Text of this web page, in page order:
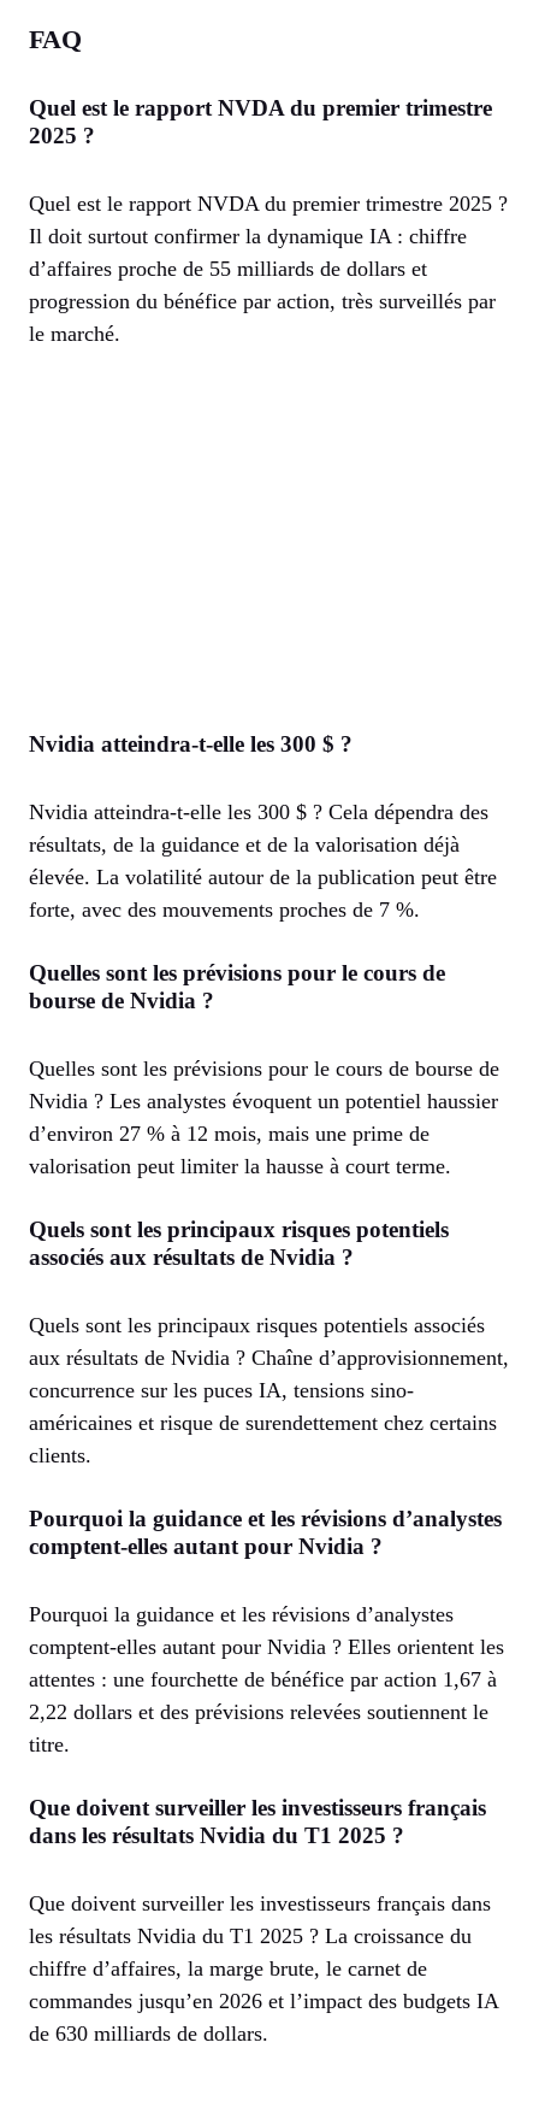
FAQ
Quel est le rapport NVDA du premier trimestre
2025 ?
Quel est le rapport NVDA du premier trimestre 2025 ?
Il doit surtout confirmer la dynamique IA : chiffre
d’affaires proche de 55 milliards de dollars et
progression du bénéfice par action, très surveillés par
le marché.
Nvidia atteindra-t-elle les 300 $ ?
Nvidia atteindra-t-elle les 300 $ ? Cela dépendra des
résultats, de la guidance et de la valorisation déjà
élevée. La volatilité autour de la publication peut être
forte, avec des mouvements proches de 7 %.
Quelles sont les prévisions pour le cours de
bourse de Nvidia ?
Quelles sont les prévisions pour le cours de bourse de
Nvidia ? Les analystes évoquent un potentiel haussier
d’environ 27 % à 12 mois, mais une prime de
valorisation peut limiter la hausse à court terme.
Quels sont les principaux risques potentiels
associés aux résultats de Nvidia ?
Quels sont les principaux risques potentiels associés
aux résultats de Nvidia ? Chaîne d’approvisionnement,
concurrence sur les puces IA, tensions sino-
américaines et risque de surendettement chez certains
clients.
Pourquoi la guidance et les révisions d’analystes
comptent-elles autant pour Nvidia ?
Pourquoi la guidance et les révisions d’analystes
comptent-elles autant pour Nvidia ? Elles orientent les
attentes : une fourchette de bénéfice par action 1,67 à
2,22 dollars et des prévisions relevées soutiennent le
titre.
Que doivent surveiller les investisseurs français
dans les résultats Nvidia du T1 2025 ?
Que doivent surveiller les investisseurs français dans
les résultats Nvidia du T1 2025 ? La croissance du
chiffre d’affaires, la marge brute, le carnet de
commandes jusqu’en 2026 et l’impact des budgets IA
de 630 milliards de dollars.